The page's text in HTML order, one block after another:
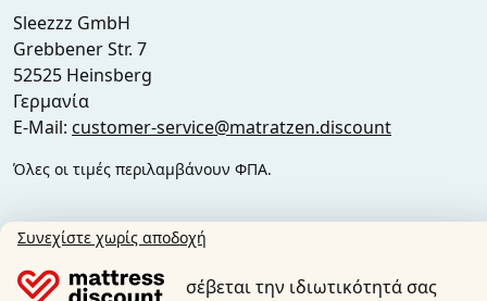
Sleezzz GmbH
Grebbener Str. 7
52525 Heinsberg
Γερμανία
E-Mail: customer-service@matratzen.discount
Όλες οι τιμές περιλαμβάνουν ΦΠΑ.
Συνεχίστε χωρίς αποδοχή
σέβεται την ιδιωτικότητά σας